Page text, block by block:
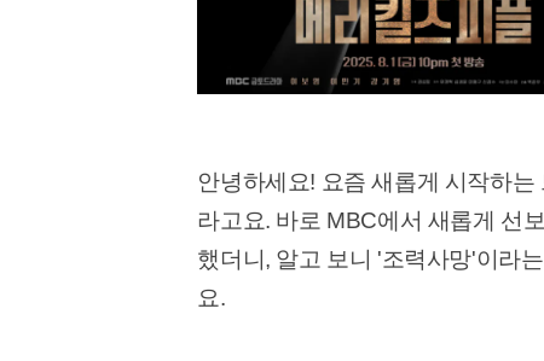
안녕하세요! 요즘 새롭게 시작하
라고요. 바로 MBC에서 새롭게 선
했더니, 알고 보니 '조력사망'이라
요.